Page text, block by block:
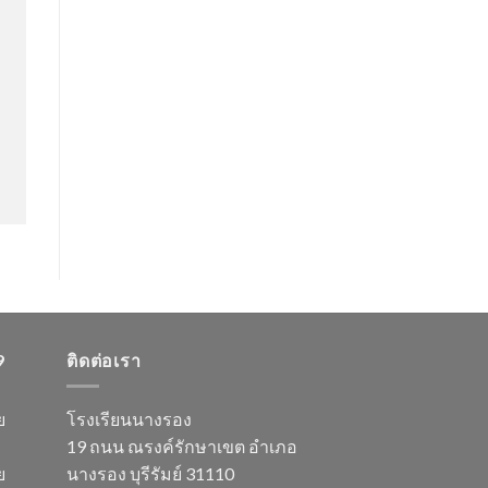
ติดต่อเรา
โรงเรียนนางรอง
19 ถนน ณรงค์รักษาเขต อำเภอ
นางรอง บุรีรัมย์ 31110